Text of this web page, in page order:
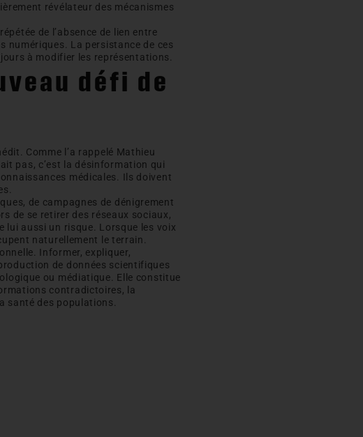
révélateur des mécanismes
de l’absence de lien entre
La persistance de ces
à modifier les représentations.
défi de
Comme l’a rappelé Mathieu
pas, c’est la désinformation qui
médicales. Ils doivent
de campagnes de dénigrement
de se retirer des réseaux sociaux,
lui aussi un risque. Lorsque les voix
naturellement le terrain.
Informer, expliquer,
de données scientifiques
ou médiatique. Elle constitue
contradictoires, la
santé des populations.